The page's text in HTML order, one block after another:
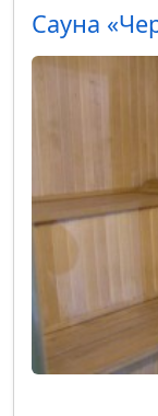
Сауна